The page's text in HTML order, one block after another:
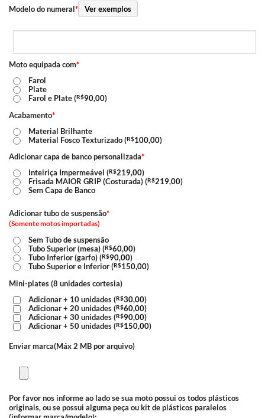
Modelo do numeral* Ver exemplos
Moto equipada com*
Farol
Plate
Farol e Plate (R$90,00)
Acabamento*
Material Brilhante
Material Fosco Texturizado (R$100,00)
Adicionar capa de banco personalizada*
Inteiriça Impermeável (R$219,00)
Frisada MAIOR GRIP (Costurada) (R$219,00)
Sem Capa de Banco
Adicionar tubo de suspensão*
(Somente motos importadas)
Sem Tubo de suspensão
Tubo Superior (mesa) (R$60,00)
Tubo Inferior (garfo) (R$90,00)
Tubo Superior e Inferior (R$150,00)
Mini-plates (8 unidades cortesia)
Adicionar + 10 unidades (R$30,00)
Adicionar + 20 unidades (R$60,00)
Adicionar + 30 unidades (R$90,00)
Adicionar + 50 unidades (R$150,00)
Enviar marca(Máx 2 MB por arquivo)
Por favor nos informe ao lado se sua moto possui os todos plásticos
originais, ou se possui alguma peça ou kit de plásticos paralelos